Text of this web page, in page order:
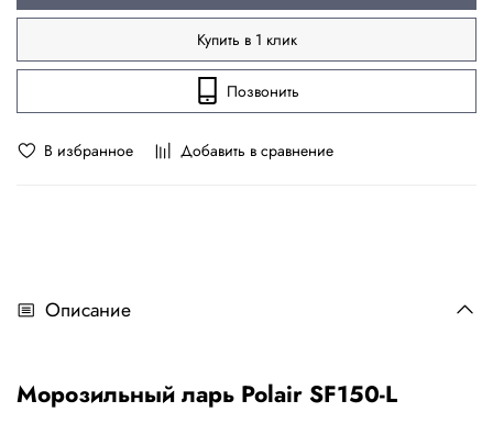
В избранное Добавить в сравнение
Купить в 1 клик
Позвонить
Описание
Морозильный ларь Polair SF150-L